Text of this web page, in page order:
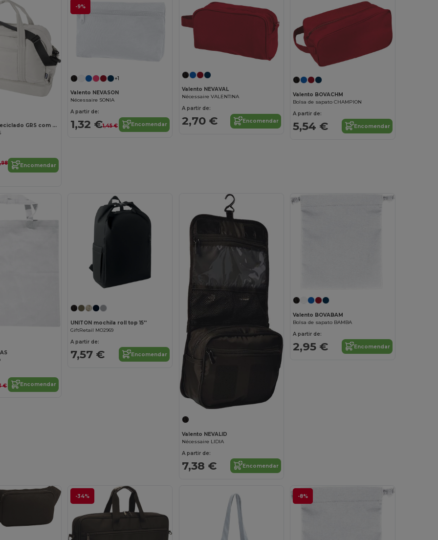
Saco de lona reciclado GRS com fundo isolado de 30 L "Puffer"
Encomendar
-9%
+1
Valento NEVASON
Nécessaire SONIA
A partir de:
1,32 €1,45 € Encomendar
Valento NEVAVAL
Nécessaire VALENTINA
A partir de:
2,70 € Encomendar
Valento BOVACHM
Bolsa de sapato CHAMPION
A partir de:
5,54 € Encomendar
€ Encomendar
UNITON mochila roll top 15''
GiftRetail MO2969
A partir de:
7,57 € Encomendar
Valento NEVALID
Nécessaire LIDIA
A partir de:
7,38 € Encomendar
Valento BOVABAM
Bolsa de sapato BAMBA
A partir de:
2,95 € Encomendar
-34% -8%